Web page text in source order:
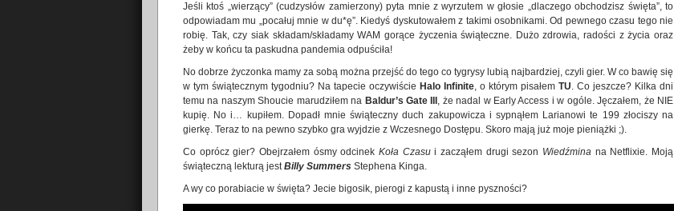
Jeśli ktoś „wierzący” (cudzysłów zamierzony) pyta mnie z wyrzutem w głosie „dlaczego obchodzisz święta”, to
odpowiadam mu „pocałuj mnie w du*ę”. Kiedyś dyskutowałem z takimi osobnikami. Od pewnego czasu tego nie
robię. Tak, czy siak składam/składamy WAM gorące życzenia świąteczne. Dużo zdrowia, radości z życia oraz
żeby w końcu ta paskudna pandemia odpuściła!
No dobrze życzonka mamy za sobą można przejść do tego co tygrysy lubią najbardziej, czyli gier. W co bawię się
w tym świątecznym tygodniu? Na tapecie oczywiście Halo Infinite, o którym pisałem TU. Co jeszcze? Kilka dni
temu na naszym Shoucie marudziłem na Baldur’s Gate III , że nadal w Early Access i w ogóle. Jęczałem, że NIE
kupię. No i… kupiłem. Dopadł mnie świąteczny duch zakupowicza i sypnąłem Larianowi te 199 złociszy na
gierkę. Teraz to na pewno szybko gra wyjdzie z Wczesnego Dostępu. Skoro mają już moje pieniążki ;).
Co oprócz gier? Obejrzałem ósmy odcinek Koła Czasui zacząłem drugi sezon Wiedźmina na Netflixie. Moją
świąteczną lekturą jestBilly Summers Stephena Kinga.
A wy co porabiacie w święta? Jecie bigosik, pierogi z kapustą i inne pyszności?